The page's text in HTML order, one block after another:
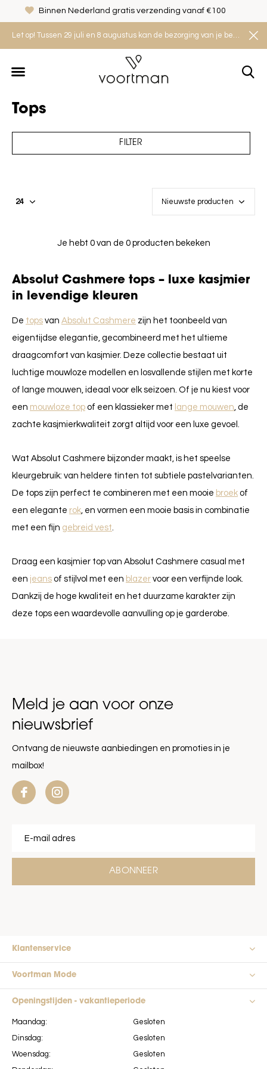
Let op! Tussen 29 juli en 8 augustus kan de bezorging van je bestelling iets langer duren. Houd rekening met een levertijd van 2 tot 4 werkdagen.
Binnen Nederland gratis verzending vanaf €100
Tops
FILTER
Je hebt 0 van de 0 producten bekeken
Absolut Cashmere tops – luxe kasjmier
in levendige kleuren
De tops van Absolut Cashmere zijn het toonbeeld van
eigentijdse elegantie, gecombineerd met het ultieme
draagcomfort van kasjmier. Deze collectie bestaat uit
luchtige mouwloze modellen en losvallende stijlen met korte
of lange mouwen, ideaal voor elk seizoen. Of je nu kiest voor
een mouwloze top of een klassieker met lange mouwen, de
zachte kasjmierkwaliteit zorgt altijd voor een luxe gevoel.
Wat Absolut Cashmere bijzonder maakt, is het speelse
kleurgebruik: van heldere tinten tot subtiele pastelvarianten.
De tops zijn perfect te combineren met een mooie broek of
een elegante rok, en vormen een mooie basis in combinatie
met een fijn gebreid vest.
Draag een kasjmier top van Absolut Cashmere casual met
een jeans of stijlvol met een blazer voor een verfijnde look.
Dankzij de hoge kwaliteit en het duurzame karakter zijn
deze tops een waardevolle aanvulling op je garderobe.
Meld je aan voor onze
nieuwsbrief
Ontvang de nieuwste aanbiedingen en promoties in je
mailbox!
ABONNEER
Klantenservice
Voortman Mode
Openingstijden - vakantieperiode
Maandag:
Dinsdag:
Woensdag:
Gesloten
Gesloten
Gesloten